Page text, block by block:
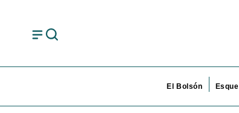
El Bolsón Esquel